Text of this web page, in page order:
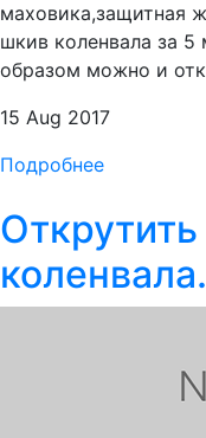
маховика,защитная
шкив коленвала за
образом можно и
15 Aug 2017
Подробнее